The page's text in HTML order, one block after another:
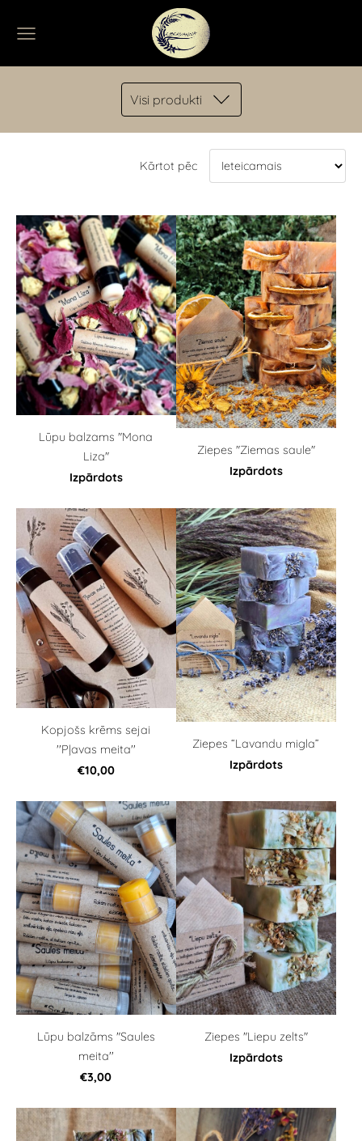
Visi produkti
Kārtot pēc
Lūpu balzams "Mona
Liza"
Izpārdots
Ziepes "Ziemas saule"
Izpārdots
Kopjošs krēms sejai
''Pļavas meita''
€10,00
Ziepes “Lavandu migla”
Izpārdots
Lūpu balzāms "Saules
meita''
€3,00
Ziepes "Liepu zelts"
Izpārdots